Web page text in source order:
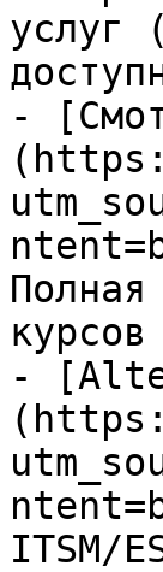
услуг
-
-
ITSM/